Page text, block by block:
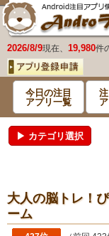
2026/8/9現在、 19,980件
今日の注目
アプリ一覧
▶ カテゴリ選択
大人の脳トレ！
ーム